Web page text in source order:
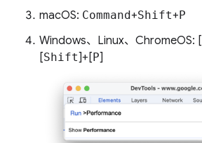
macOS: Command+Shift+P
Windows、Linux、ChromeOS: [
[Shift]+[P]